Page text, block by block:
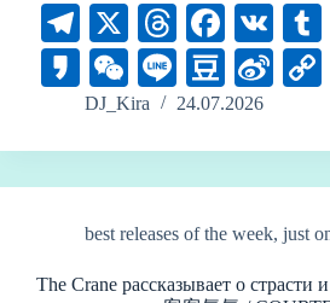
Te
le
gr
m
X
T
hr
ea
Fa
ce
bo
V
K
K
ak
ao
W
e
C
ha
t
Li
ne
D
ou
ba
n
Si
W
ei
bo
DJ_Kira 24.07.2026
best releases of the week, just
The Crane рассказывает о страсти